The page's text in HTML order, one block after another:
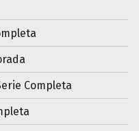
Completa